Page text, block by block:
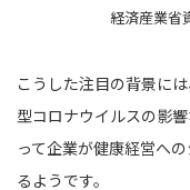
経済産業省
こうした注目の背景に
型コロナウイルスの影
って企業が健康経営へ
るようです。